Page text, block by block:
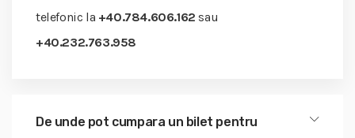
telefonic la +40.784.606.162 sau
+40.232.763.958
De unde pot cumpara un bilet pentru